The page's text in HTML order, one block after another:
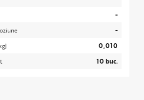
-
-
0,010
10 buc.